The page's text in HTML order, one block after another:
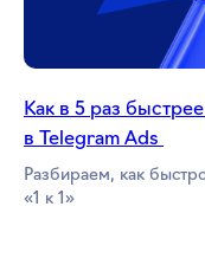
Как в 5 раз
в Telegram Ads
Разбираем, как
«1 к 1»